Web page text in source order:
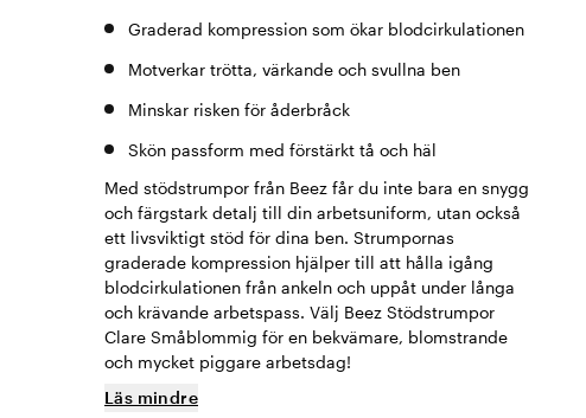
Graderad kompression som ökar blodcirkulationen
Motverkar trötta, värkande och svullna ben
Minskar risken för åderbråck
Skön passform med förstärkt tå och häl
Med stödstrumpor från Beez får du inte bara en snygg
och färgstark detalj till din arbetsuniform, utan också
ett livsviktigt stöd för dina ben. Strumpornas
graderade kompression hjälper till att hålla igång
blodcirkulationen från ankeln och uppåt under långa
och krävande arbetspass. Välj Beez Stödstrumpor
Clare Småblommig för en bekvämare, blomstrande
och mycket piggare arbetsdag!
Läs mindre